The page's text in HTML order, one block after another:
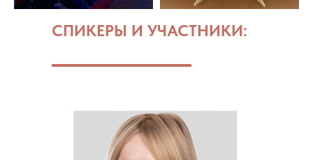
СПИКЕРЫ И УЧАСТНИКИ: